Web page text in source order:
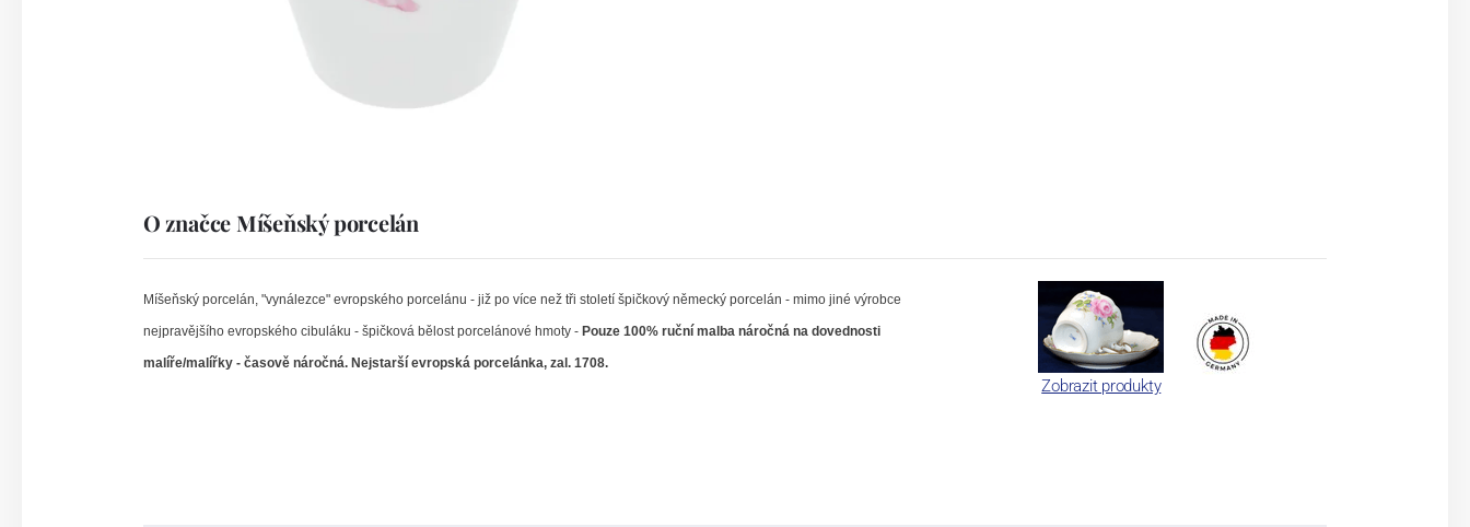
O značce Míšeňský porcelán
Míšeňský porcelán, "vynálezce" evropského porcelánu - již po více než tři století špičkový německý porcelán - mimo jiné výrobce
nejpravějšího evropského cibuláku - špičková bělost porcelánové hmoty - Pouze 100% ruční malba náročná na dovednosti
malíře/malířky - časově náročná. Nejstarší evropská porcelánka, zal. 1708.
Zobrazit produkty